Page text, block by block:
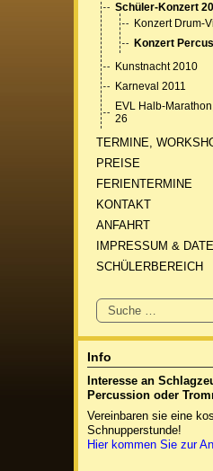
Schüler-Konzert
Konzert Drum-
Konzert
Kunstnacht 2010
Karneval 2011
EVL Halb-
26
TERMINE,
PREISE
FERIENTERMINE
KONTAKT
ANFAHRT
IMPRESSUM &
SCHÜLERBEREICH
Suchen
Info
Interesse an
Percussion oder
Vereinbaren sie eine
Schnupperstunde!
Hier kommen Sie zur